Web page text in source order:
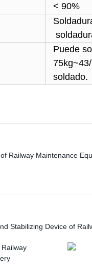
< 90%
Puede
soldado.